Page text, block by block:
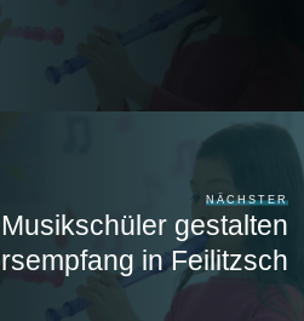
NÄCHSTER
Musikschüler gestalten
in Feilitzsch